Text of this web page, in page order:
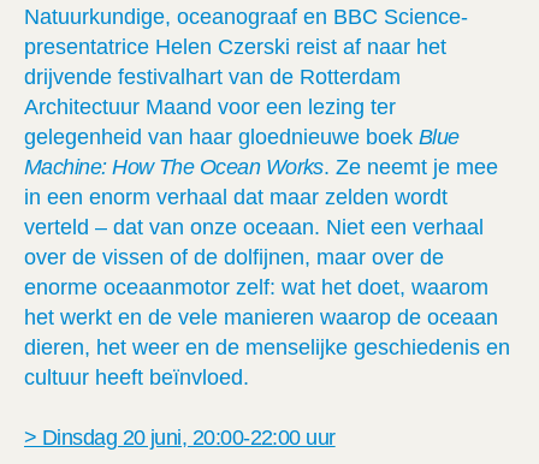
Natuurkundige, oceanograaf en BBC Science-
presentatrice Helen Czerski reist af naar het
drijvende festivalhart van de Rotterdam
Architectuur Maand voor een lezing ter
gelegenheid van haar gloednieuwe boek Blue
Machine: How The Ocean Works. Ze neemt je mee
in een enorm verhaal dat maar zelden wordt
verteld – dat van onze oceaan. Niet een verhaal
over de vissen of de dolfijnen, maar over de
enorme oceaanmotor zelf: wat het doet, waarom
het werkt en de vele manieren waarop de oceaan
dieren, het weer en de menselijke geschiedenis en
cultuur heeft beïnvloed.
> Dinsdag 20 juni, 20:00-22:00 uur